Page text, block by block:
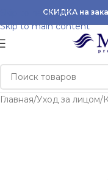
Skip to navigation
Skip to main content
СКИДКА на
Главная/Уход за лицом/